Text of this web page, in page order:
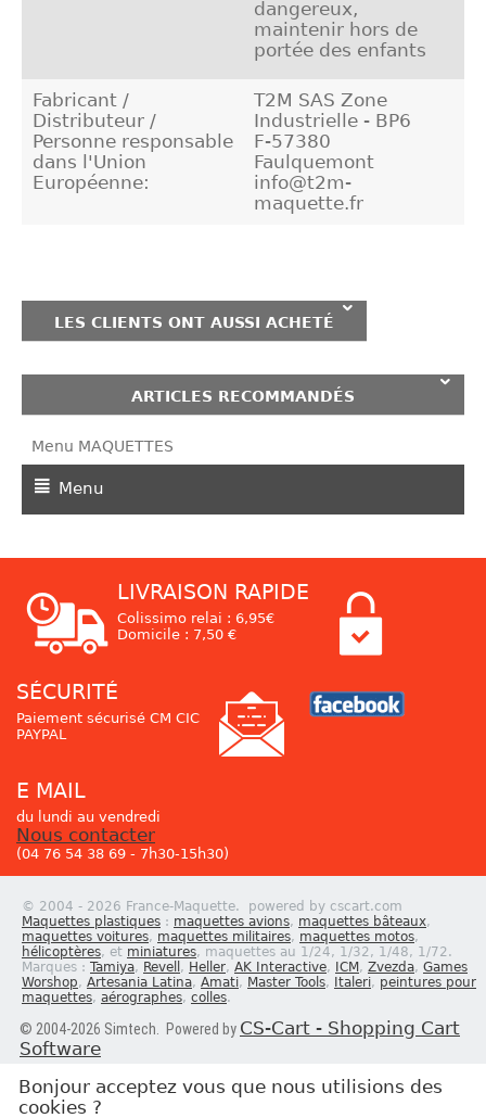
dangereux,
maintenir hors de
portée des enfants
Fabricant /
Distributeur /
Personne responsable
dans l'Union
Européenne:
T2M SAS Zone
Industrielle - BP6
F-57380
Faulquemont
info@t2m-
maquette.fr
LES CLIENTS ONT AUSSI ACHETÉ
ARTICLES RECOMMANDÉS
Menu MAQUETTES
Menu
LIVRAISON RAPIDE
Colissimo relai : 6,95€
Domicile : 7,50 €
SÉCURITÉ
Paiement sécurisé CM CIC
PAYPAL
E MAIL
du lundi au vendredi
Nous contacter
(04 76 54 38 69 - 7h30-15h30)
© 2004 - 2026 France-Maquette. powered by cscart.com
Maquettes plastiques : maquettes avions, maquettes bâteaux,
maquettes voitures, maquettes militaires, maquettes motos,
hélicoptères, et miniatures, maquettes au 1/24, 1/32, 1/48, 1/72.
Marques : Tamiya, Revell , Heller, AK Interactive, ICM , Zvezda, Games
Worshop, Artesania Latina, Amati, Master Tools, Italeri, peintures pour
maquettes, aérographes, colles.
© 2004-2026 Simtech. Powered by CS-Cart - Shopping Cart
Software
Bonjour acceptez vous que nous utilisions des
cookies ?